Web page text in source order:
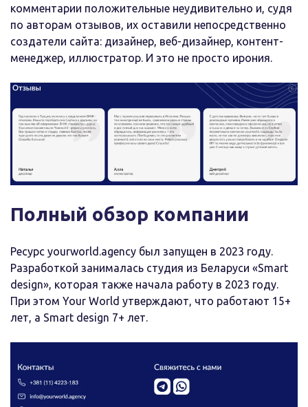
комментарии положительные неудивительно и, судя
по авторам отзывов, их оставили непосредственно
создатели сайта: дизайнер, веб-дизайнер, контент-
менеджер, иллюстратор. И это не просто ирония.
Полный обзор компании
Ресурс yourworld.agency был запущен в 2023 году.
Разработкой занималась студия из Беларуси «Smart
design», которая также начала работу в 2023 году.
При этом Your World утверждают, что работают 15+
лет, а Smart design 7+ лет.